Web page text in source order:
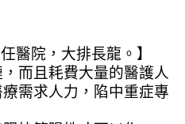
醫院，大排長龍。】
而且耗費大量的醫護人
需求人力，陷中重症專